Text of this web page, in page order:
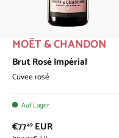
MOËT & CHANDON
Brut Rosé Impérial
Cuvee rosé
Auf Lager
€7749 EUR